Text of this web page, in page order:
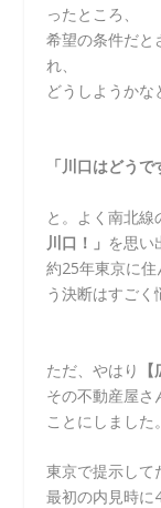
ったところ、
希望の条件だと
れ、
どうしようかな
「川口はどうで
と。よく南北線
川口！」 を思い
約25年東京に
う決断はすごく
ただ、やはり
その不動産屋さ
ことにしました。
東京で提示して
最初の内見時に